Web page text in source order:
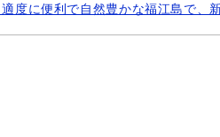
適度に便利で自然豊かな福江島で、